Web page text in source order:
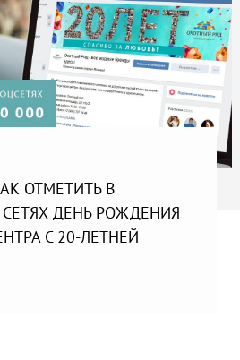
ОТМЕТИТЬ В
ДЕНЬ РОЖДЕНИЯ
С 20-ЛЕТНЕЙ